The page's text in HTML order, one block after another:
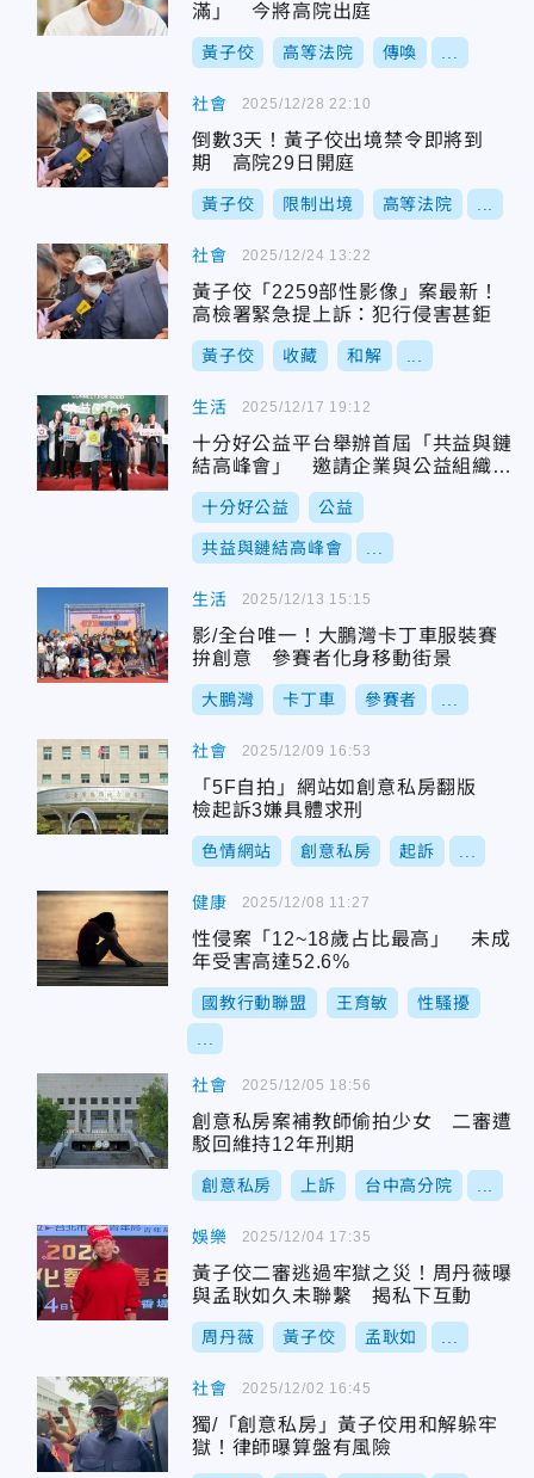
滿」 今將高院出庭
黃子佼 高等法院 傳喚
社會
倒數3天！黃子佼出境禁令即將到
期 高院29日開庭
黃子佼 限制出境 高等法院
2025/12/28 22:10
社會
黃子佼「2259部性影像」案最新！
高檢署緊急提上訴：犯行侵害甚鉅
黃子佼 收藏 和解
2025/12/24 13:22
生活
十分好公益平台舉辦首屆「共益與鏈
結高峰會」 邀請企業與公益組織進
行媒合會 開創永續多贏新時代 8家公
益團體與33家企業跨界尋合作 堪稱
最大規模永續媒合會
十分好公益 公益
共益與鏈結高峰會
2025/12/17 19:12
生活
影/全台唯一！大鵬灣卡丁車服裝賽
拚創意 參賽者化身移動街景
大鵬灣 卡丁車 參賽者
2025/12/13 15:15
社會
「5F自拍」網站如創意私房翻版
檢起訴3嫌具體求刑
色情網站 創意私房 起訴
2025/12/09 16:53
健康
性侵案「12~18歲占比最高」 未成
年受害高達52.6%
國教行動聯盟 王育敏 性騷擾
2025/12/08 11:27
社會
創意私房案補教師偷拍少女 二審遭
駁回維持12年刑期
創意私房 上訴 台中高分院
2025/12/05 18:56
娛樂
黃子佼二審逃過牢獄之災！周丹薇曝
與孟耿如久未聯繫 揭私下互動
周丹薇 黃子佼 孟耿如
2025/12/04 17:35
社會
獨/「創意私房」黃子佼用和解躲牢
獄！律師曝算盤有風險
2025/12/02 16:45